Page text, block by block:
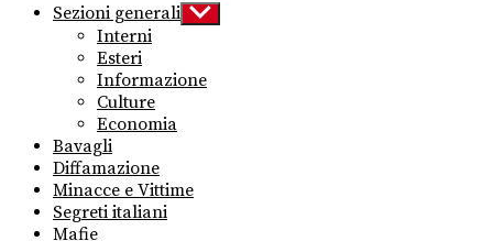
Sezioni generali Show
sub
Interni
Esteri
Informazione
Culture
Economia
Bavagli
Diffamazione
Minacce e Vittime
Segreti italiani
Mafie